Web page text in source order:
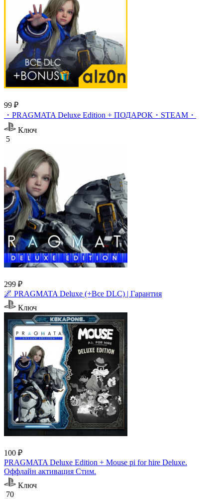
99 ₽
・PRAGMATA Deluxe Edition + ПОДАРОК・STEAM・
Ключ
5
299 ₽
🌌 PRAGMATA Deluxe (+Все DLC) | Гарантия
Ключ
100 ₽
PRAGMATA Deluxe Edition + Mouse pi for hire Deluxe.
Оффлайн активация Cтим.
Ключ
70